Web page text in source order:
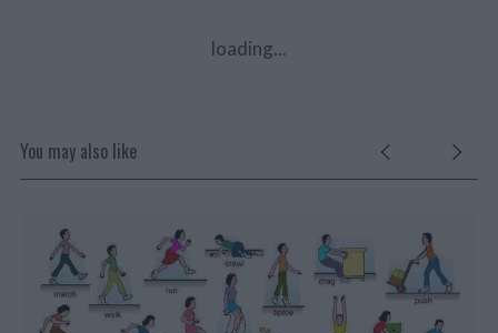
loading...
You may also like